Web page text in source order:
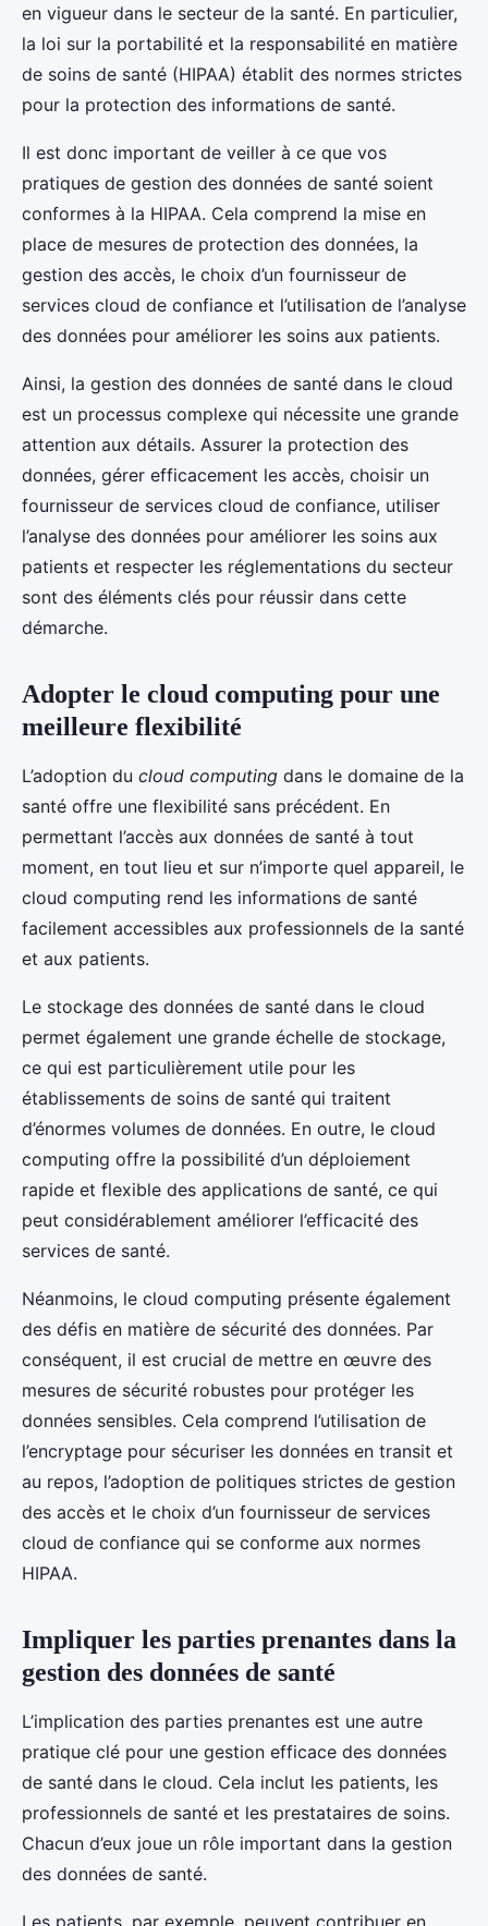
en vigueur dans le secteur de la santé. En particulier,
la loi sur la portabilité et la responsabilité en matière
de soins de santé (HIPAA) établit des normes strictes
pour la protection des informations de santé.
Il est donc important de veiller à ce que vos
pratiques de gestion des données de santé soient
conformes à la HIPAA. Cela comprend la mise en
place de mesures de protection des données, la
gestion des accès, le choix d’un fournisseur de
services cloud de confiance et l’utilisation de l’analyse
des données pour améliorer les soins aux patients.
Ainsi, la gestion des données de santé dans le cloud
est un processus complexe qui nécessite une grande
attention aux détails. Assurer la protection des
données, gérer efficacement les accès, choisir un
fournisseur de services cloud de confiance, utiliser
l’analyse des données pour améliorer les soins aux
patients et respecter les réglementations du secteur
sont des éléments clés pour réussir dans cette
démarche.
Adopter le cloud computing pour une
meilleure flexibilité
L’adoption du cloud computing dans le domaine de la
santé offre une flexibilité sans précédent. En
permettant l’accès aux données de santé à tout
moment, en tout lieu et sur n’importe quel appareil, le
cloud computing rend les informations de santé
facilement accessibles aux professionnels de la santé
et aux patients.
Le stockage des données de santé dans le cloud
permet également une grande échelle de stockage,
ce qui est particulièrement utile pour les
établissements de soins de santé qui traitent
d’énormes volumes de données. En outre, le cloud
computing offre la possibilité d’un déploiement
rapide et flexible des applications de santé, ce qui
peut considérablement améliorer l’efficacité des
services de santé.
Néanmoins, le cloud computing présente également
des défis en matière de sécurité des données. Par
conséquent, il est crucial de mettre en œuvre des
mesures de sécurité robustes pour protéger les
données sensibles. Cela comprend l’utilisation de
l’encryptage pour sécuriser les données en transit et
au repos, l’adoption de politiques strictes de gestion
des accès et le choix d’un fournisseur de services
cloud de confiance qui se conforme aux normes
HIPAA.
Impliquer les parties prenantes dans la
gestion des données de santé
L’implication des parties prenantes est une autre
pratique clé pour une gestion efficace des données
de santé dans le cloud. Cela inclut les patients, les
professionnels de santé et les prestataires de soins.
Chacun d’eux joue un rôle important dans la gestion
des données de santé.